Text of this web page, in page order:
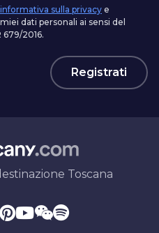
sulla privacy e
dati personali ai sensi del
679/2016.
Registrati
Toscana